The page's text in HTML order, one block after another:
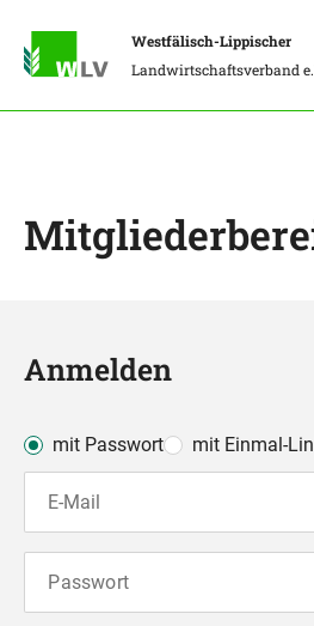
Westfälisch-Lippischer
Landwirtschaftsverband
Anmelden
mit Passwort mit Einmal-
E-Mail
Passwort